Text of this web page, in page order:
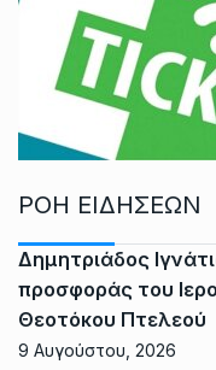
ΡΟΗ ΕΙΔΗΣΕΩΝ
Δημητριάδος
προσφοράς του
Θεοτόκου Πτελεού
9 Αυγούστου, 2026